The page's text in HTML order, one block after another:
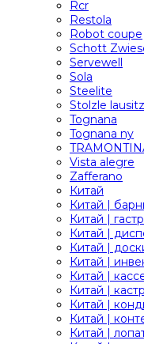
Rcr
Restola
Robot coupe
Schott
Servewell
Sola
Steelite
Stolzle lausitz
Tognana
Tognana ny
Vista alegre
Zafferano
Китай
Китай |
Китай |
Китай |
Китай |
Китай |
Китай |
Китай |
Китай |
Китай |
Китай |